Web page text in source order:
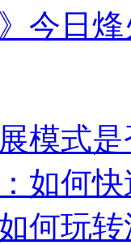
》今日
模式
如何
何玩